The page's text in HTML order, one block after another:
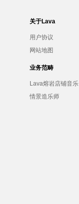
关于Lava
用户协议
网站地图
业务范畴
Lava熔岩店铺音乐
情景造乐师